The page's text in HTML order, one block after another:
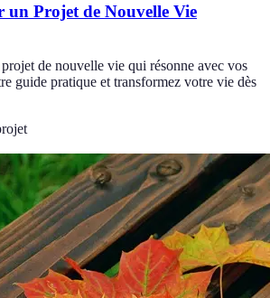
un Projet de Nouvelle Vie
de nouvelle vie qui résonne avec vos
guide pratique et transformez votre vie dès